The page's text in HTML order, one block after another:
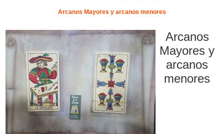
Arcanos Mayores y arcanos menores
Arcanos
Mayores y
arcanos
menores